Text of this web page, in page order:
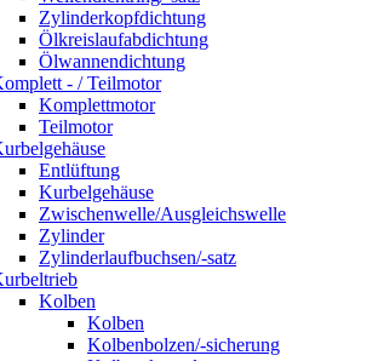
Zylinderkopfdichtung
Ölkreislaufabdichtung
Ölwannendichtung
- / Teilmotor
Komplettmotor
Teilmotor
Entlüftung
Kurbelgehäuse
Zwischenwelle/Ausgleichswelle
Zylinder
Zylinderlaufbuchsen/-satz
Kolben
Kolben
Kolbenbolzen/-sicherung